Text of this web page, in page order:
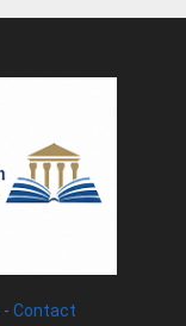
- Contact